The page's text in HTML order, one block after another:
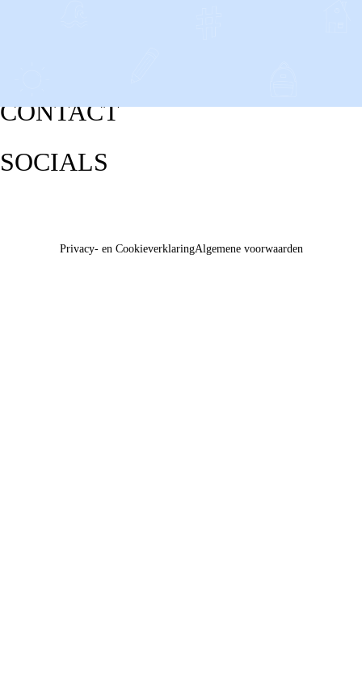
CONTACT
SOCIALS
Privacy- en CookieverklaringAlgemene voorwaarden